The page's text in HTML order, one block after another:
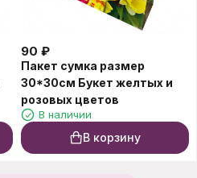
90 ₽
Пакет сумка размер
30*30см Букет желтых и
розовых цветов
В наличии
В корзину